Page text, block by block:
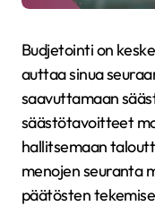
Budjetointi on
auttaa sinua
saavuttamaan
säästötavoitteet
hallitsemaan
menojen seuranta
päätösten